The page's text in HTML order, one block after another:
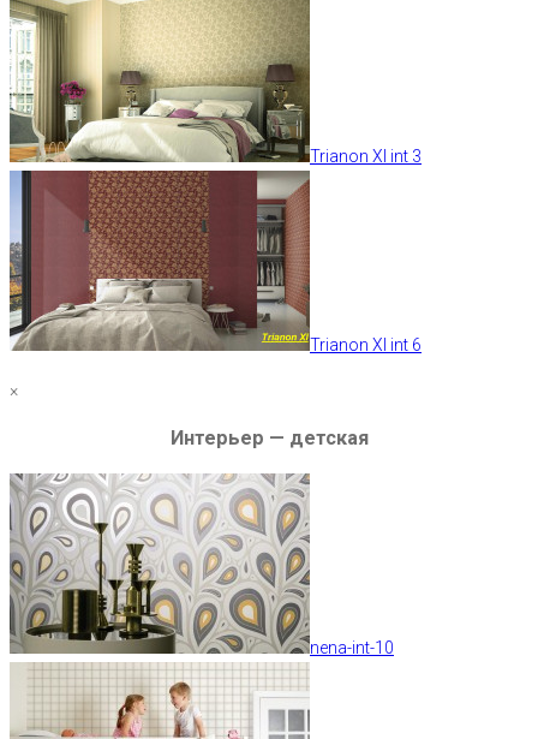
Trianon XI int 3
Trianon XI int 6
×
Интерьер — детская
nena-int-10